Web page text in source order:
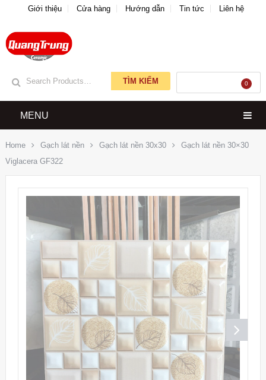
Giới thiệu Cửa hàng Hướng dẫn Tin tức Liên hệ
0
TÌM KIẾM
MENU
Home Gạch lát nền Gạch lát nền 30x30
Gạch lát nền 30×30
Viglacera GF322